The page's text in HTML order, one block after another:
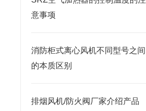
意事项
消防柜式离心风机不同型号之间
的本质区别
排烟风机/防火阀厂家介绍产品